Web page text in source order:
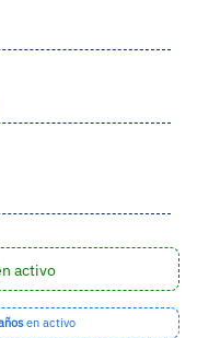
activo
en activo